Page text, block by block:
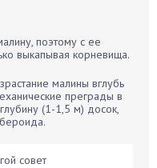
поэтому с ее
выкапывая корневища.
малины вглубь
преграды в
(1-1,5 м) досок,
совет